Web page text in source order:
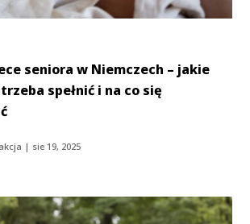
seniora w Niemczech – jakie
spełnić i na co się
| sie 19, 2025